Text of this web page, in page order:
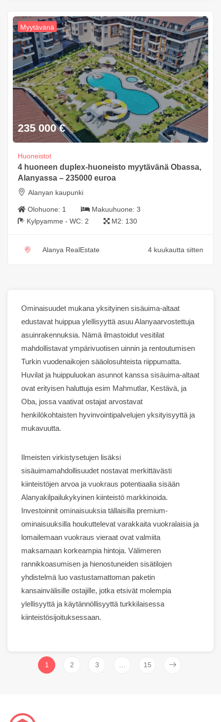
Myytävänä
235 000 €
Huoneistot
4 huoneen duplex-huoneisto myytävänä Obassa,
Alanyassa – 235000 euroa
Alanyan kaupunki
Olohuone: 1 Makuuhuone: 3
Kylpyamme - WC: 2 M2: 130
Alanya RealEstate 4 kuukautta sitten
Ominaisuudet mukana yksityinen sisäuima-altaat
edustavat huippua ylellisyyttä asuuAlanyaarvostettuja
asuinrakennuksia. Nämä ilmastoidut vesitilat
mahdollistavat ympärivuotisen uinnin ja rentoutumisen
Turkin vuodenaikojen sääolosuhteista riippumatta.
Huvilat ja huippuluokan asunnot kanssa sisäuima-altaat
ovat erityisen haluttuja esim Mahmutlar, Kestävä, ja
Oba, jossa vaativat ostajat arvostavat
henkilökohtaisten hyvinvointipalvelujen yksityisyyttä ja
mukavuutta.
Ilmeisten virkistysetujen lisäksi
sisäuimamahdollisuudet nostavat merkittävästi
kiinteistöjen arvoa ja vuokraus potentiaalia sisään
Alanyakilpailukykyinen kiinteistö markkinoida.
Investoinnit ominaisuuksia tällaisilla premium-
ominaisuuksilla houkuttelevat varakkaita vuokralaisia ​​ja
lomailemaan vuokraus vieraat ovat valmiita
maksamaan korkeampia hintoja. Välimeren
rannikkoasumisen ja hienostuneiden sisätilojen
yhdistelmä luo vastustamattoman paketin
kansainvälisille ostajille, jotka etsivät molempia
ylellisyyttä ja käytännöllisyyttä turkkilaisessa
kiinteistösijoituksessaan.
1 2 3 15